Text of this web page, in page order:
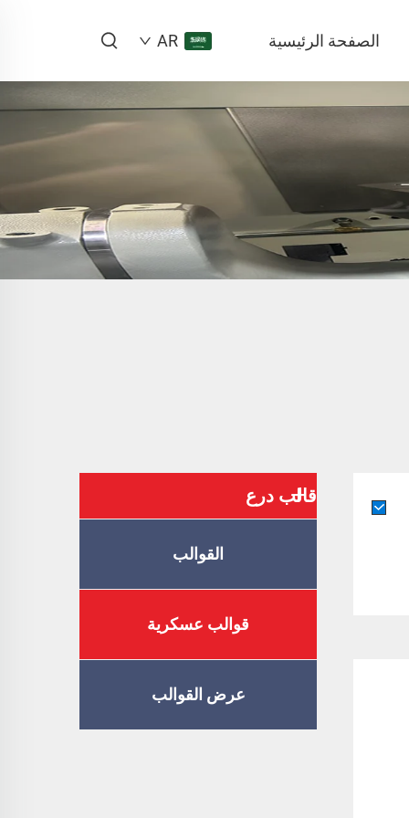
الصفحة الرئيسية AR
قالب درع
القوالب
قوالب عسكرية
عرض القوالب